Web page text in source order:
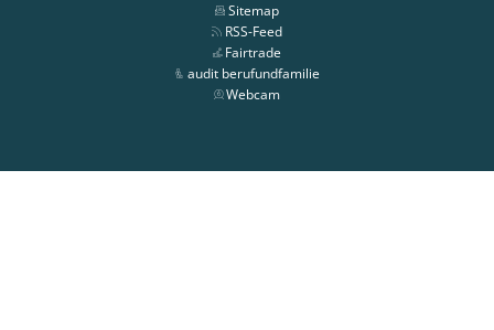
Sitemap
RSS-Feed
Fairtrade
audit berufundfamilie
Webcam